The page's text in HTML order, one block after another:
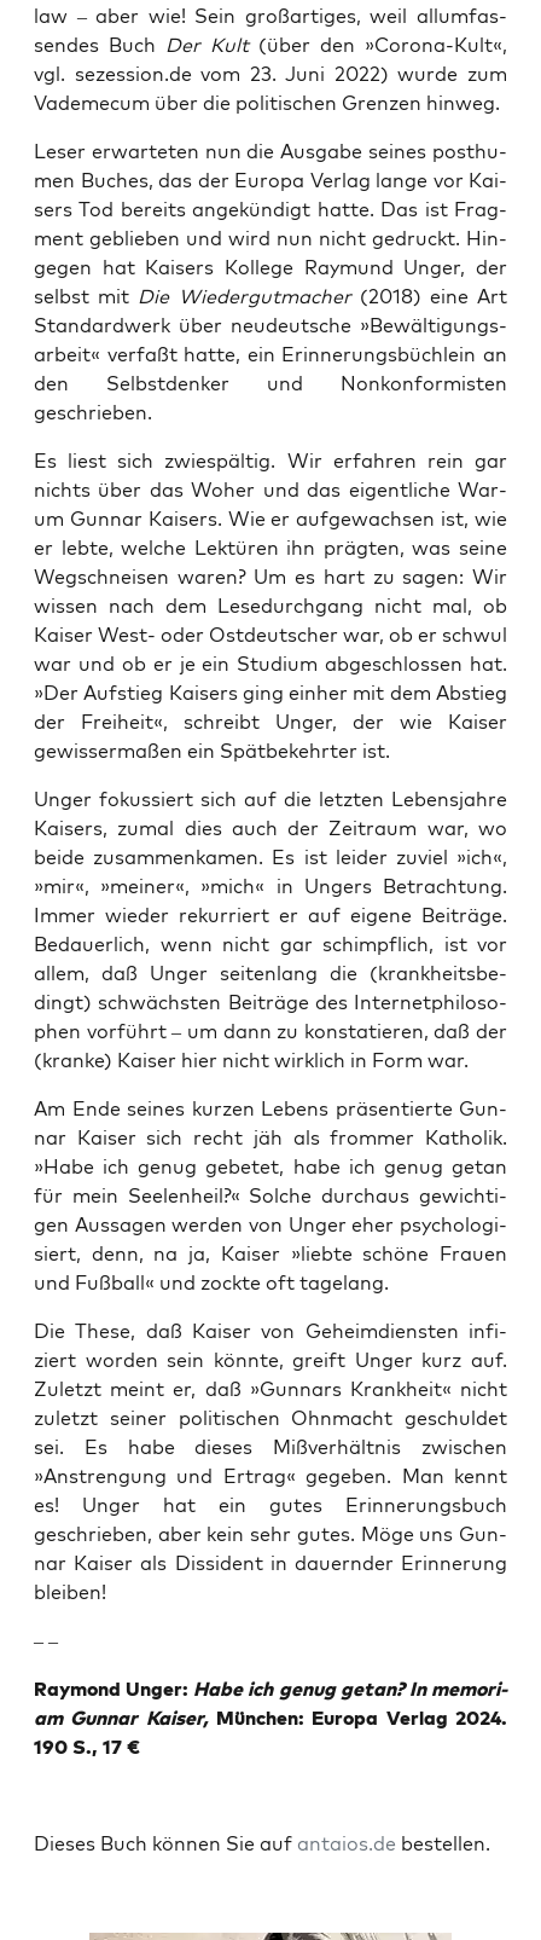
law – aber wie! Sein groß­ar­ti­ges, weil all­um­fas­
sen­des Buch Der Kult(über den »Coro­na-Kult«,
vgl. ­sezession.de vom 23. Juni 2022) wur­de zum
Vade­me­cum über die poli­ti­schen Gren­zen hinweg.
Leser erwar­te­ten nun die Aus­ga­be sei­nes post­hu­
men Buches, das der Euro­pa Ver­lag lan­ge vor Kai­
sers Tod bereits ange­kün­digt hat­te. Das ist Frag­
ment geblie­ben und wird nun nicht gedruckt. Hin­
ge­gen hat Kai­sers Kol­le­ge Ray­mund Unger, der
selbst mit Die Wie­der­gut­ma­cher(2018) eine Art
Stan­dard­werk über neu­deut­sche »Bewäl­ti­gungs­
ar­beit« ver­faßt hat­te, ein Erin­ne­rungs­büch­lein an
den Selbst­den­ker und Non­kon­for­mis­ten
geschrieben.
Es liest sich zwie­späl­tig. Wir erfah­ren rein gar
nichts über das Woher und das eigent­li­che War­
um Gun­nar Kai­sers. Wie er auf­ge­wach­sen ist, wie
er leb­te, wel­che Lek­tü­ren ihn präg­ten, was sei­ne
Weg­schnei­sen waren? Um es hart zu sagen: Wir
wis­sen nach dem Lese­durch­gang nicht mal, ob
Kai­ser West- oder Ost­deut­scher war, ob er schwul
war und ob er je ein Stu­di­um abge­schlos­sen hat.
»Der Auf­stieg ­Kai­sers ging ein­her mit dem Abstieg
der Frei­heit«, schreibt Unger, der wie Kai­ser
gewis­ser­ma­ßen ein Spät­be­kehr­ter ist.
Unger fokus­siert sich auf die letz­ten Lebens­jah­re
Kai­sers, zumal dies auch der Zeit­raum war, wo
bei­de zusam­men­ka­men. Es ist lei­der zuviel »ich«,
»mir«, »mei­ner«, »mich« in Ungers Betrach­tung.
Immer wie­der rekur­riert er auf eige­ne Bei­trä­ge.
Bedau­er­lich, wenn nicht gar schimpf­lich, ist vor
allem, daß Unger sei­ten­lang die (krank­heits­be­
dingt) schwächs­ten Bei­trä­ge des Inter­net­phi­lo­so­
phen vor­führt – um dann zu kon­sta­tie­ren, daß der
(kran­ke) ­Kai­ser hier nicht wirk­lich in Form war.
Am Ende sei­nes kur­zen Lebens prä­sen­tier­te Gun­
nar Kai­ser sich recht jäh als from­mer Katho­lik.
»Habe ich genug gebe­tet, habe ich genug getan
für mein See­len­heil?« Sol­che durch­aus gewich­ti­
gen Aus­sa­gen wer­den von Unger eher psy­cho­lo­gi­
siert, denn, na ja, Kai­ser »lieb­te schö­ne Frau­en
und Fuß­ball« und zock­te oft tagelang.
Die The­se, daß Kai­ser von Geheim­diens­ten infi­
ziert wor­den sein könn­te, greift Unger kurz auf.
Zuletzt meint er, daß »Gun­nars Krank­heit« nicht
zuletzt sei­ner poli­ti­schen Ohn­macht geschul­det
sei. Es habe die­ses Miß­ver­hält­nis zwi­schen
»Anstren­gung und Ertrag« gege­ben. Man kennt
es! ­Unger hat ein gutes Erin­ne­rungs­buch
geschrie­ben, aber kein sehr gutes. Möge uns Gun­
nar Kai­ser als Dis­si­dent in dau­ern­der Erin­ne­rung
bleiben!
– –
Ray­mond Unger: Habe ich genug getan? In memo­ri­
am Gun­nar Kai­ser,Mün­chen: Euro­pa Ver­lag 2024.
190 S., 17 €
Die­ses Buch kön­nen Sie auf antaios.de bestellen.